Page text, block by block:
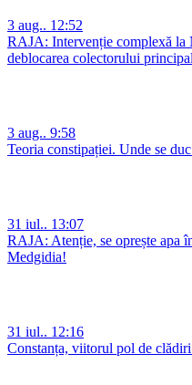
3 aug.. 12:52
RAJA: Intervenție complexă la
deblocarea colectorului
3 aug.. 9:58
Teoria constipației. Unde se
31 iul.. 13:07
RAJA: Atenție, se oprește apa
Medgidia!
31 iul.. 12:16
Constanța, viitorul pol de